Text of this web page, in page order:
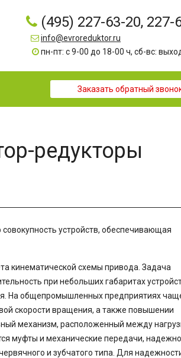
(495) 227-63-20, 227-
info@evroreduktor.ru
пн-пт: с 9-00 до 18-00 ч, сб-вс:
Заказать обратный
редукторы
устройств, обеспечивающая
кинематической схемы привода. Задача
при небольших габаритах
На общепромышленных предприятиях
скорости вращения, а также повышении
механизм, расположенный между
муфты и механические передачи, надежно
и зубчатого типа. Для